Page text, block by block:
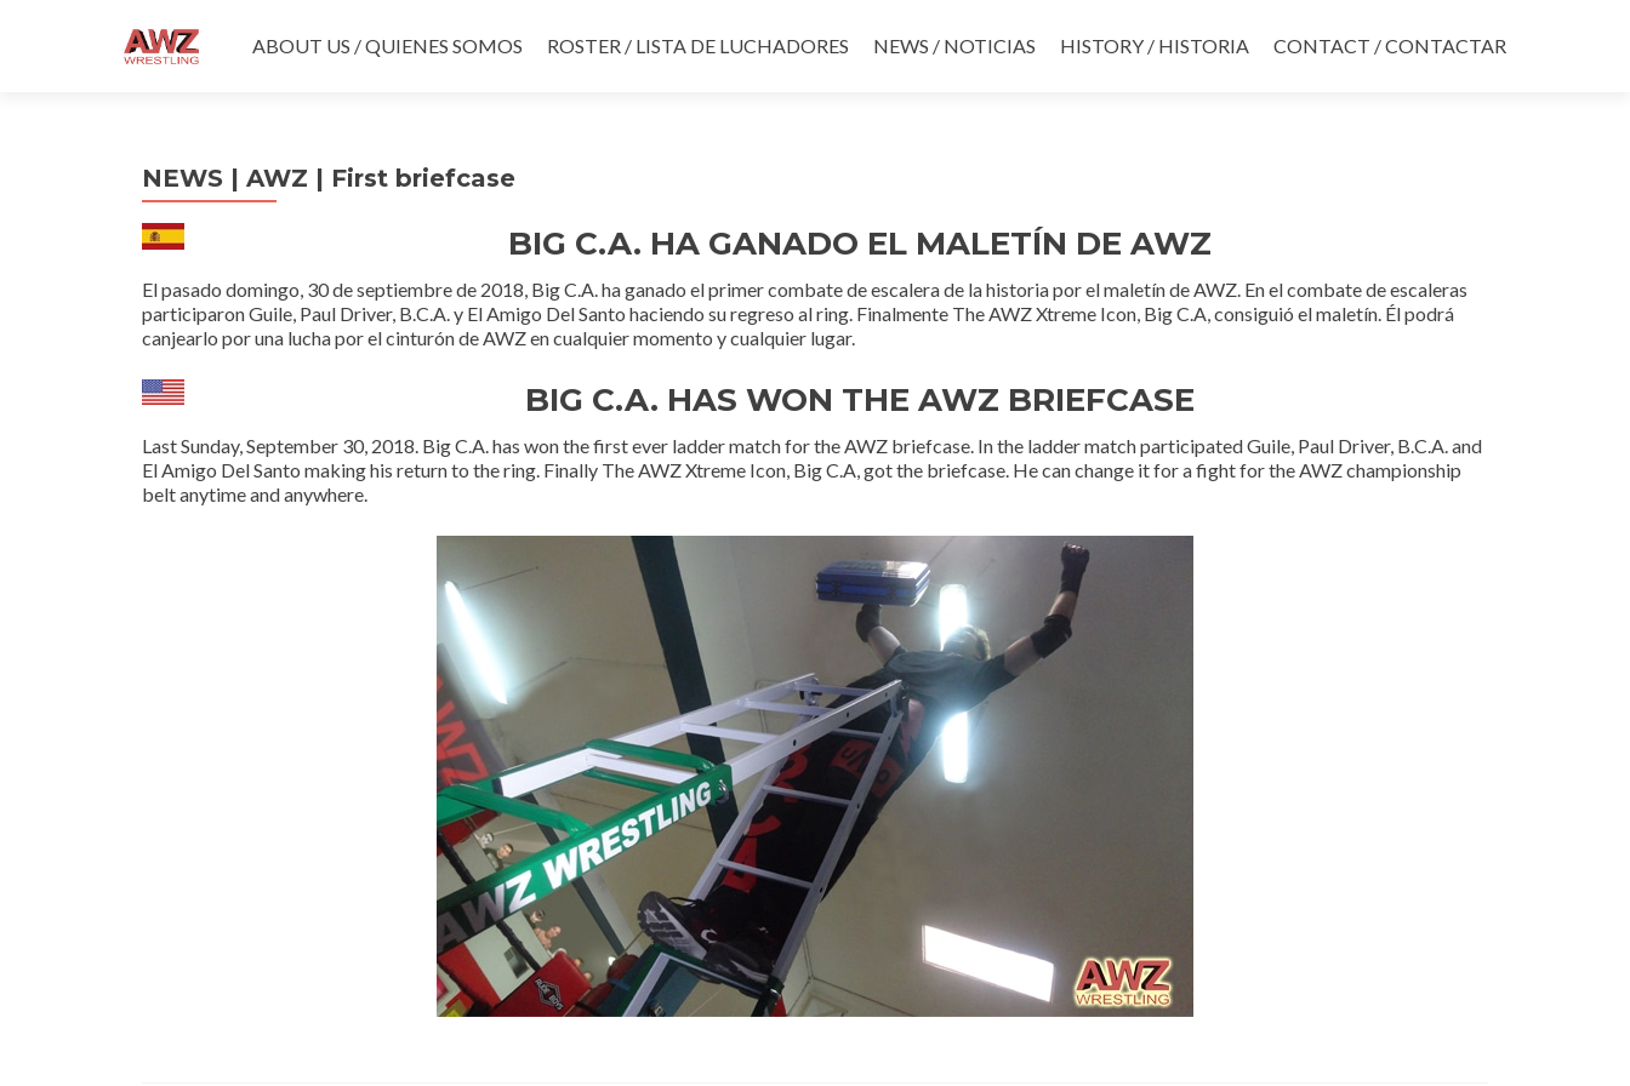
al
ABOUT US / QUIENES SOMOS ROSTER / LISTA DE LUCHADORES NEWS / NOTICIAS HISTORY / HISTORIA CONTACT / CONTACTAR
NEWS | AWZ | First briefcase
BIG C.A. HA GANADO EL MALETÍN DE AWZ
El pasado domingo, 30 de septiembre de 2018, Big C.A. ha ganado el primer combate de escalera de la historia por el maletín de AWZ. En el combate de escaleras
participaron Guile, Paul Driver, B.C.A.y El Amigo Del Santo haciendo su regreso al ring. Finalmente The AWZ Xtreme Icon, Big C.A, consiguió el maletín. Él podrá
canjearlo por una lucha por el cinturón de AWZ en cualquier momento y cualquier lugar.
BIG C.A. HAS WON THE AWZ BRIEFCASE
Last Sunday, September 30, 2018. Big C.A. has won the first ever ladder match for the AWZ briefcase. In the ladder match participated Guile, Paul Driver, B.C.A. and
El Amigo Del Santo making his return to the ring. Finally The AWZ Xtreme Icon, Big C.A, got the briefcase. He can change it for a fight for the AWZ championship
belt anytime and anywhere.